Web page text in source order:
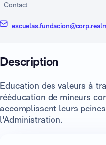
Contact
Description
Education des valeurs à
rééducation de mineurs
accomplissent leurs
l'Administration.